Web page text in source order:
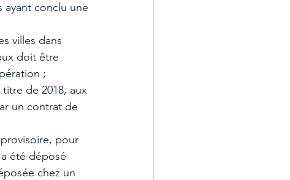
ayant conclu une
villes dans
doit être
;
de 2018, aux
un contrat de
pour
été déposé
chez un